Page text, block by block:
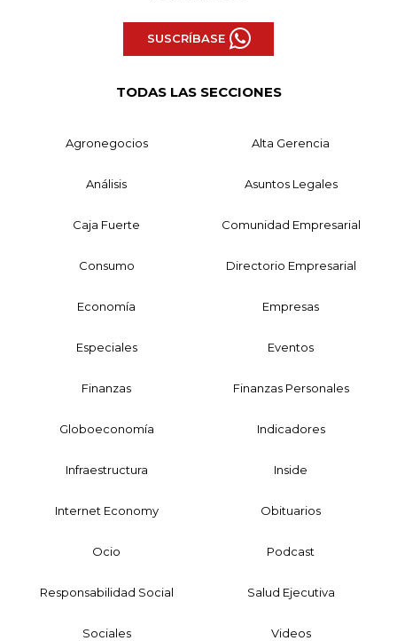
SUSCRÍBASE
TODAS LAS SECCIONES
Agronegocios Alta Gerencia
Análisis Asuntos Legales
Caja Fuerte Comunidad Empresarial
Consumo Directorio Empresarial
Economía Empresas
Especiales Eventos
Finanzas Finanzas Personales
Globoeconomía Indicadores
Infraestructura Inside
Internet Economy Obituarios
Ocio Podcast
Responsabilidad Social Salud Ejecutiva
Sociales Videos